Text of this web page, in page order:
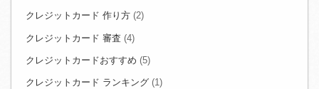
クレジットカード 作り方 (2)
クレジットカード 審査 (4)
クレジットカードおすすめ (5)
クレジットカード ランキング (1)